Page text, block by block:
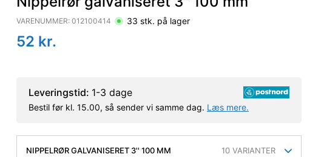
VARENUMMER: 012100414 33 stk. på lager
52 kr.
Leveringstid: 1-3 dage
Bestil før kl. 15.00, så sender vi samme dag. Læs mere.
NIPPELRØR GALVANISERET 3'' 100 MM 10 VARIANTER